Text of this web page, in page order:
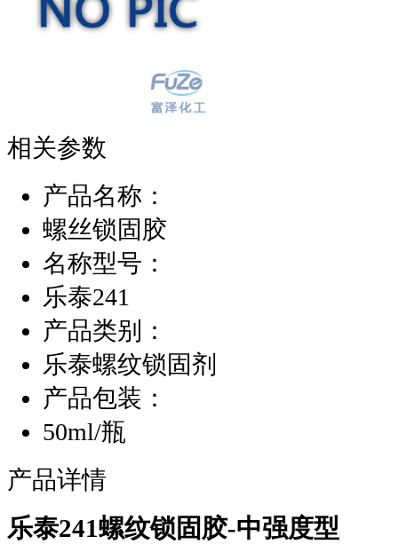
相关参数
产品名称：
螺丝锁固胶
名称型号：
乐泰241
产品类别：
乐泰螺纹锁固剂
产品包装：
50ml/瓶
产品详情
乐泰241螺纹锁固胶-中强度型